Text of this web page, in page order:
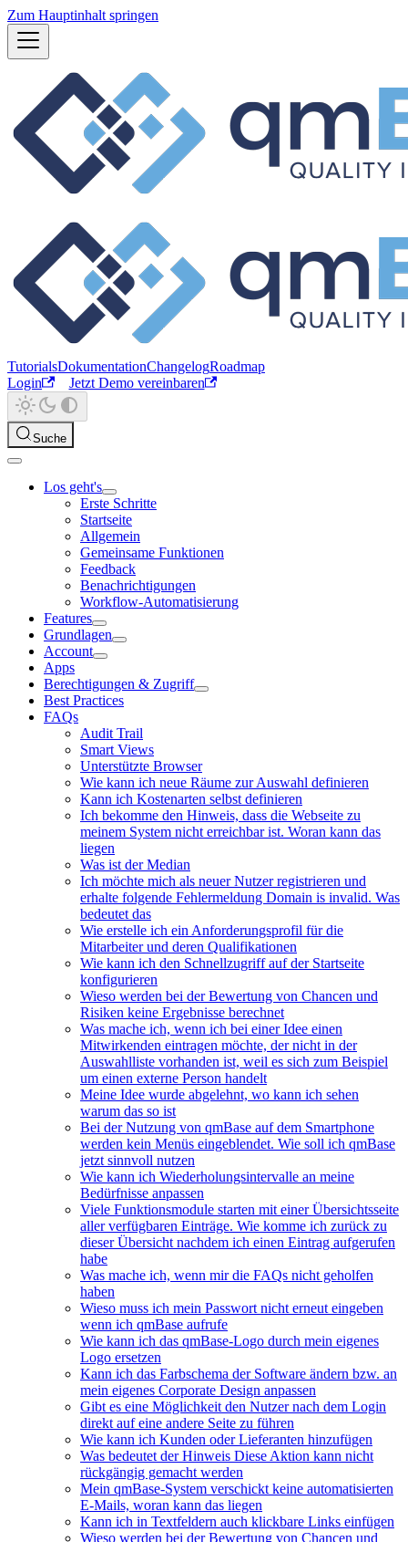
Zum Hauptinhalt springen
TutorialsDokumentationChangelogRoadmap
Login
Jetzt Demo vereinbaren
Suche
Los geht's
Erste Schritte
Startseite
Allgemein
Gemeinsame Funktionen
Feedback
Benachrichtigungen
Workflow-Automatisierung
Features
Grundlagen
Account
Apps
Berechtigungen & Zugriff
Best Practices
FAQs
Audit Trail
Smart Views
Unterstützte Browser
Wie kann ich neue Räume zur Auswahl definieren
Kann ich Kostenarten selbst definieren
Ich bekomme den Hinweis, dass die Webseite zu
meinem System nicht erreichbar ist. Woran kann das
liegen
Was ist der Median
Ich möchte mich als neuer Nutzer registrieren und
erhalte folgende Fehlermeldung Domain is invalid. Was
bedeutet das
Wie erstelle ich ein Anforderungsprofil für die
Mitarbeiter und deren Qualifikationen
Wie kann ich den Schnellzugriff auf der Startseite
konfigurieren
Wieso werden bei der Bewertung von Chancen und
Risiken keine Ergebnisse berechnet
Was mache ich, wenn ich bei einer Idee einen
Mitwirkenden eintragen möchte, der nicht in der
Auswahlliste vorhanden ist, weil es sich zum Beispiel
um einen externe Person handelt
Meine Idee wurde abgelehnt, wo kann ich sehen
warum das so ist
Bei der Nutzung von qmBase auf dem Smartphone
werden kein Menüs eingeblendet. Wie soll ich qmBase
jetzt sinnvoll nutzen
Wie kann ich Wiederholungsintervalle an meine
Bedürfnisse anpassen
Viele Funktionsmodule starten mit einer Übersichtsseite
aller verfügbaren Einträge. Wie komme ich zurück zu
dieser Übersicht nachdem ich einen Eintrag aufgerufen
habe
Was mache ich, wenn mir die FAQs nicht geholfen
haben
Wieso muss ich mein Passwort nicht erneut eingeben
wenn ich qmBase aufrufe
Wie kann ich das qmBase-Logo durch mein eigenes
Logo ersetzen
Kann ich das Farbschema der Software ändern bzw. an
mein eigenes Corporate Design anpassen
Gibt es eine Möglichkeit den Nutzer nach dem Login
direkt auf eine andere Seite zu führen
Wie kann ich Kunden oder Lieferanten hinzufügen
Was bedeutet der Hinweis Diese Aktion kann nicht
rückgängig gemacht werden
Mein qmBase-System verschickt keine automatisierten
E-Mails, woran kann das liegen
Kann ich in Textfeldern auch klickbare Links einfügen
Wieso werden bei der Bewertung von Chancen und